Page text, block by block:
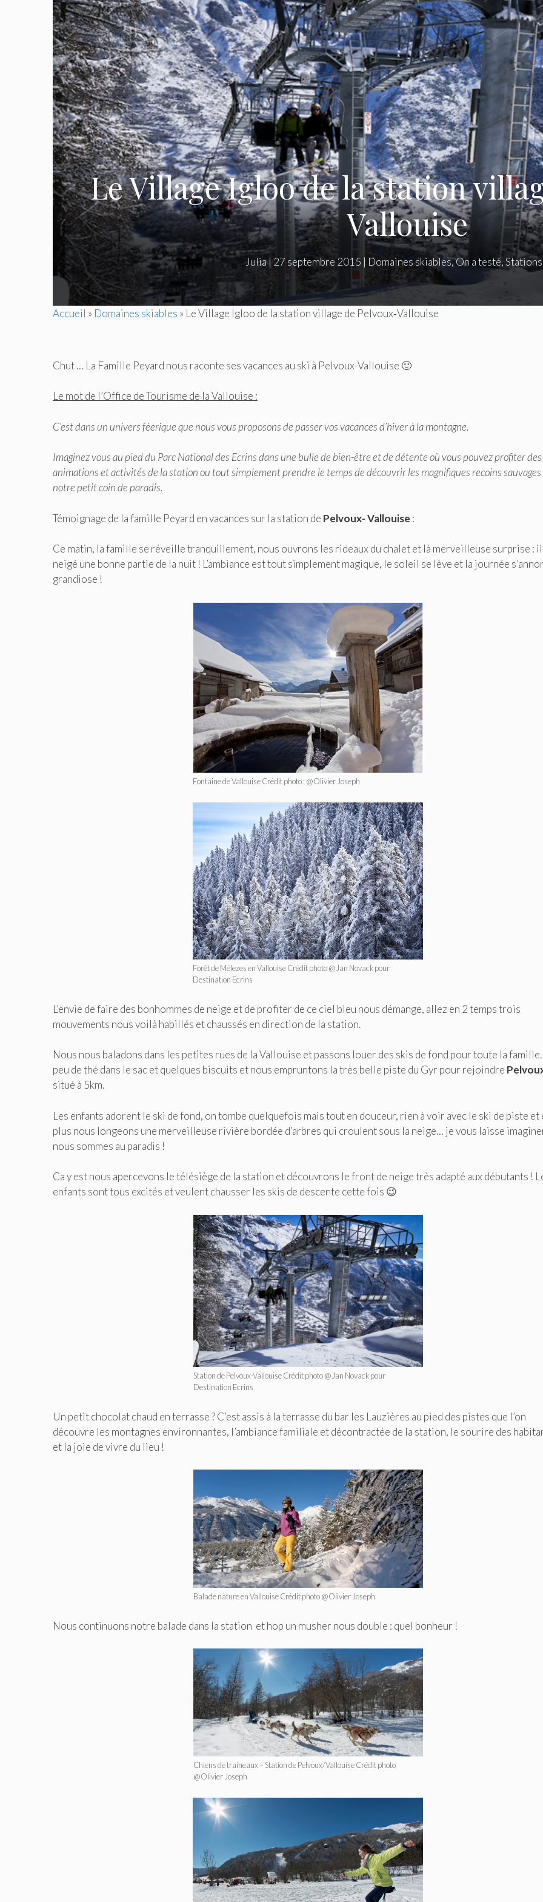
Le Village Igloo de la station
Vallouise
Julia|27 septembre 2015 | Domaines skiables,On a testé,
Accueil » Domaines skiables » Le Village Igloo de la station village de Pelvoux‐Vallouise
Chut … La Famille Peyard nous raconte ses vacances au ski à Pelvoux-Vallouise 🙂
Le mot de l’Office de Tourisme de la Vallouise :
C’est dans un univers féerique que nous vous proposons de passer vos vacances d’hiver à la montagne.
Imaginez vous au pied du Parc National des Ecrins dans une bulle de bien-être et de détente où vous pouvez profiter des
animations et activités de la station ou tout simplement prendre le temps de découvrir les magnifiques recoins sauvages
notre petit coin de paradis.
Témoignage de la famille Peyard en vacances sur la station de Pelvoux- Vallouise :
Ce matin, la famille se réveille tranquillement, nous ouvrons les rideaux du chalet et là merveilleuse surprise : il
neigé une bonne partie de la nuit ! L’ambiance est tout simplement magique, le soleil se lève et la journée
grandiose !
Fontaine de Vallouise Crédit photo : @Olivier Joseph
Forêt de Mélezes en Vallouise Crédit photo @Jan Novack pour
Destination Ecrins
L’envie de faire des bonhommes de neige et de profiter de ce ciel bleu nous démange, allez en 2 temps trois
mouvements nous voilà habillés et chaussés en direction de la station.
Nous nous baladons dans les petites rues de la Vallouise et passons louer des skis de fond pour toute la
peu de thé dans le sac et quelques biscuits et nous empruntons la très belle piste du Gyr pour rejoindre
situé à 5km.
Les enfants adorent le ski de fond, on tombe quelquefois mais tout en douceur, rien à voir avec le ski de piste et
plus nous longeons une merveilleuse rivière bordée d’arbres qui croulent sous la neige… je vous laisse
nous sommes au paradis !
Ca y est nous apercevons le télésiège de la station et découvrons le front de neige très adapté aux débutants !
enfants sont tous excités et veulent chausser les skis de descente cette fois 😉
Station de Pelvoux-Vallouise Crédit photo @Jan Novack pour
Destination Ecrins
Un petit chocolat chaud en terrasse ? C’est assis à la terrasse du bar les Lauzières au pied des pistes que l’on
découvre les montagnes environnantes, l’ambiance familiale et décontractée de la station, le sourire des
et la joie de vivre du lieu !
Balade nature en Vallouise Crédit photo @Olivier Joseph
Nous continuons notre balade dans la station et hop un musher nous double : quel bonheur !
Chiens de traineaux – Station de Pelvoux/Vallouise Crédit photo
@Olivier Joseph